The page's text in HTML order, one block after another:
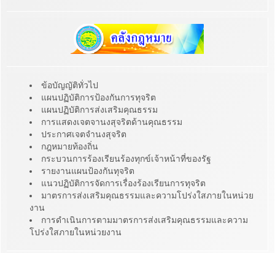
ข้อบัญญัติทั่วไป
แผนปฏิบัติการป้องกันการทุจริต
แผนปฏิบัติการส่งเสริมคุณธรรม
การแสดงเจตจานงสุจริตด้านคุณธรรม
ประกาศเจตจำนงสุจริต
กฎหมายท้องถิ่น
กระบวนการร้องเรียนร้องทุกข์เจ้าหน้าที่ของรัฐ
รายงานแผนป้องกันทุจริต
แนวปฏิบัติการจัดการเรื่องร้องเรียนการทุจริต
มาตรการส่งเสริมคุณธรรมและความโปร่งใสภายในหน่วย
งาน
การดำเนินการตามมาตรการส่งเสริมคุณธรรมและความ
โปร่งใสภายในหน่วยงาน